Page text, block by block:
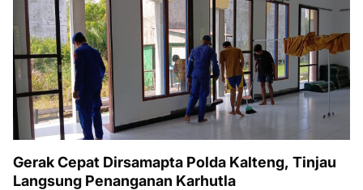
Gerak Cepat Dirsamapta Polda Kalteng, Tinjau
Langsung Penanganan Karhutla